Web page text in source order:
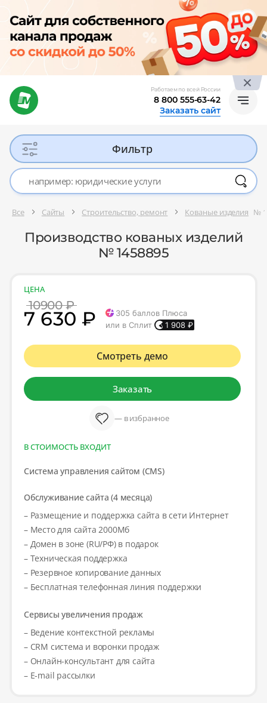
Работаем по всей России
8 800 555-63-42
Заказать сайт
Фильтр
Все Сайты Строительство, ремонт Кованые изделия №
Производство кованых изделий
№ 1458895
ЦЕНА
10900 ₽
7 630 ₽ 305 баллов Плюса
или в Сплит
1 908 ₽
Смотреть демо
Заказать
— в избранное
В СТОИМОСТЬ ВХОДИТ
Система управления сайтом (CMS)
Обслуживание сайта (4 месяца)
– Размещение и поддержка сайта в сети Интернет
– Место для сайта 2000Мб
– Домен в зоне (RU/РФ) в подарок
– Техническая поддержка
– Резервное копирование данных
– Бесплатная телефонная линия поддержки
Сервисы увеличения продаж
– Ведение контекстной рекламы
– CRM система и воронки продаж
– Онлайн-консультант для сайта
– E-mail рассылки